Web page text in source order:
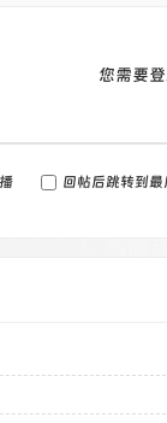
您需要
回帖后跳转到最